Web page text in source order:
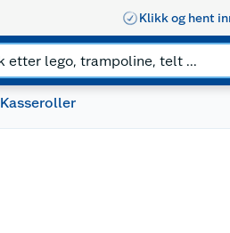
Klikk og hent
Kasseroller